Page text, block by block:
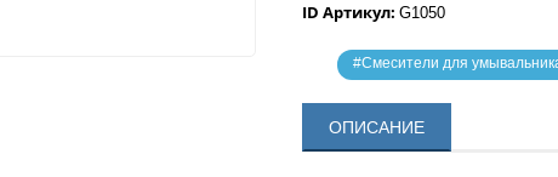
ID Артикул: G1050
#Смесители для
ОПИСАНИЕ